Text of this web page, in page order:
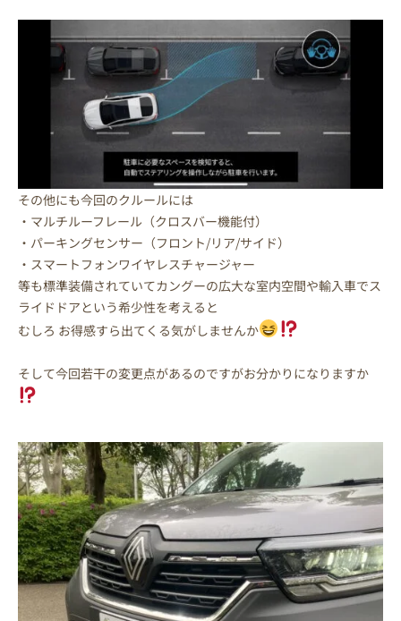
その他にも今回のクルールには
・マルチルーフレール（クロスバー機能付）
・パーキングセンサー（フロント/リア/サイド）
・スマートフォンワイヤレスチャージャー
等も標準装備されていてカングーの広大な室内空間や輸入車でス
ライドドアという希少性を考えると
むしろ お得感すら出てくる気がしませんか
そして今回若干の変更点があるのですがお分かりになりますか